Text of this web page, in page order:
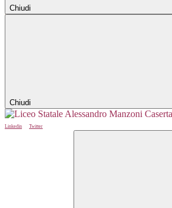
Chiudi
Chiudi
Linkedin
Twitter